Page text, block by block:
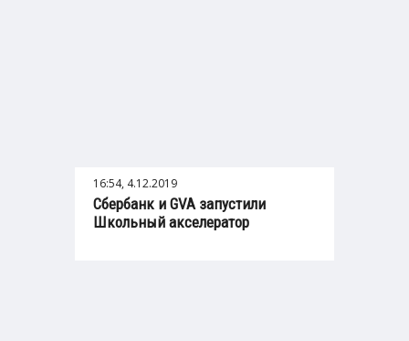
16:54, 4.12.2019
Сбербанк и GVA запустили
Школьный акселератор